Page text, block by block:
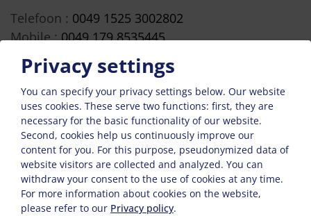
Telefoon : 0049 1525 3002802
Mobile :0049 179 8535445
E-Mail:
relax@frizbnb.de
Privacy settings
You can specify your privacy settings below. Our website
uses cookies. These serve two functions: first, they are
necessary for the basic functionality of our website.
Second, cookies help us continuously improve our
content for you. For this purpose, pseudonymized data of
website visitors are collected and analyzed. You can
withdraw your consent to the use of cookies at any time.
For more information about cookies on the website,
please refer to our Privacy policy.